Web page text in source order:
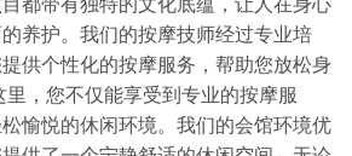
养护。我们的按摩技师经过专业培
供个性化的按摩服务，帮助您放松身
，您不仅能享受到专业的按摩服
愉悦的休闲环境。我们的会馆环境优